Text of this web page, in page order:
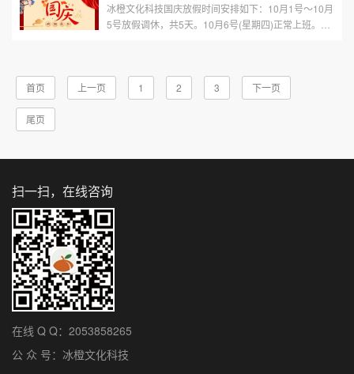
冰橙文化科技国庆放假时间安排如下：10月1号～10月
5号放假调休，共5天。10月6号(星期四)正常上班。祝
首页 上一页 1 2 3 下一页
尾页
扫一扫，在线咨询
在线 Q Q：2053858265
公 众 号：冰橙文化科技